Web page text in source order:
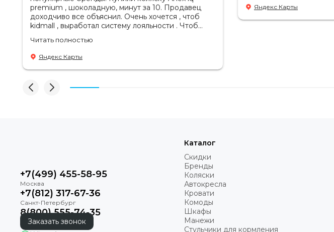
premium , шоколадную, минут за 10. Продавец
доходчиво все объяснил. Очень хочется , чтоб
kidmall , выработал систему лояльности . Чтоб
Читать полностью
Яндекс Карты
Яндекс Карты
+7(499) 455-58-95
+7(812) 317-67-36
8(800) 555-74-35
Заказать звонок
Каталог
Скидки
Бренды
Коляски
Автокресла
Кровати
Комоды
Шкафы
Манежи
Стульчики для кормления